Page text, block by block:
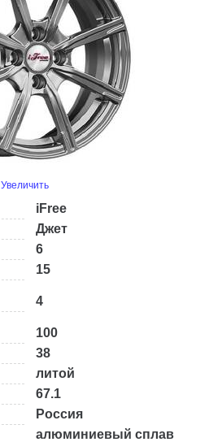
Увеличить
iFree
Джет
6
15
4
100
38
литой
67.1
Россия
алюминиевый сплав